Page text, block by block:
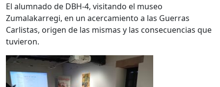
El alumnado de DBH-4, visitando el museo
Zumalakarregi, en un acercamiento a las Guerras
Carlistas, origen de las mismas y las consecuencias que
tuvieron.